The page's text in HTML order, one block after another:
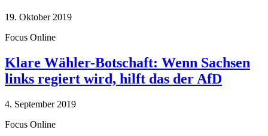
19. Oktober 2019
Focus Online
Klare Wähler-Botschaft: Wenn Sachsen
links regiert wird, hilft das der AfD
4. September 2019
Focus Online